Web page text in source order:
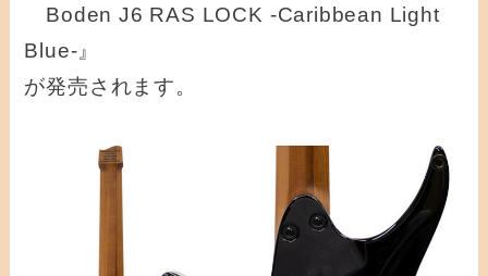
Boden J6 RAS LOCK -Caribbean Light
Blue-』
が発売されます。